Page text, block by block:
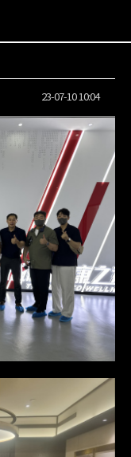
23-07-10 10:04